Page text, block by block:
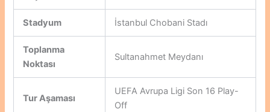
Stadyum İstanbul Chobani Stadı
Toplanma
Noktası
Sultanahmet Meydanı
Tur Aşaması
UEFA Avrupa Ligi Son 16 Play-
Off